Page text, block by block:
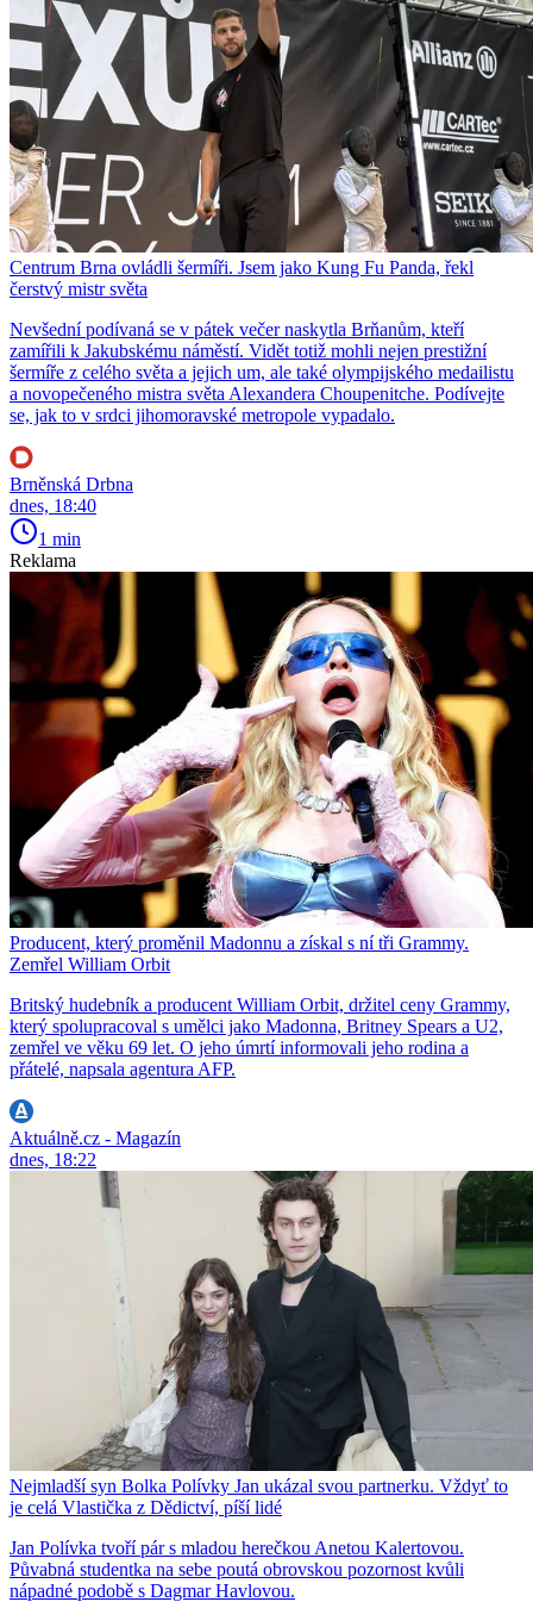
Centrum Brna ovládli šermíři. Jsem jako Kung Fu Panda, řekl
čerstvý mistr světa
Nevšední podívaná se v pátek večer naskytla Brňanům, kteří
zamířili k Jakubskému náměstí. Vidět totiž mohli nejen prestižní
šermíře z celého světa a jejich um, ale také olympijského medailistu
a novopečeného mistra světa Alexandera Choupenitche. Podívejte
se, jak to v srdci jihomoravské metropole vypadalo.
Brněnská Drbna
dnes, 18:40
1 min
Reklama
Producent, který proměnil Madonnu a získal s ní tři Grammy.
Zemřel William Orbit
Britský hudebník a producent William Orbit, držitel ceny Grammy,
který spolupracoval s umělci jako Madonna, Britney Spears a U2,
zemřel ve věku 69 let. O jeho úmrtí informovali jeho rodina a
přátelé, napsala agentura AFP.
Aktuálně.cz - Magazín
dnes, 18:22
Nejmladší syn Bolka Polívky Jan ukázal svou partnerku. Vždyť to
je celá Vlastička z Dědictví, píší lidé
Jan Polívka tvoří pár s mladou herečkou Anetou Kalertovou.
Půvabná studentka na sebe poutá obrovskou pozornost kvůli
nápadné podobě s Dagmar Havlovou.